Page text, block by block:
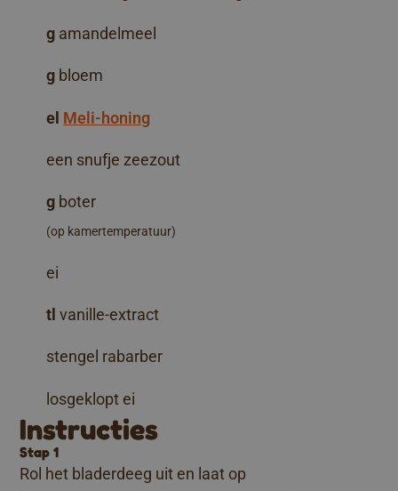
g amandelmeel
g bloem
el Meli-honing
een snufje zeezout
g boter
(op kamertemperatuur)
ei
tl vanille-extract
stengel rabarber
losgeklopt ei
Instructies
Stap 1
Rol het bladerdeeg uit en laat op